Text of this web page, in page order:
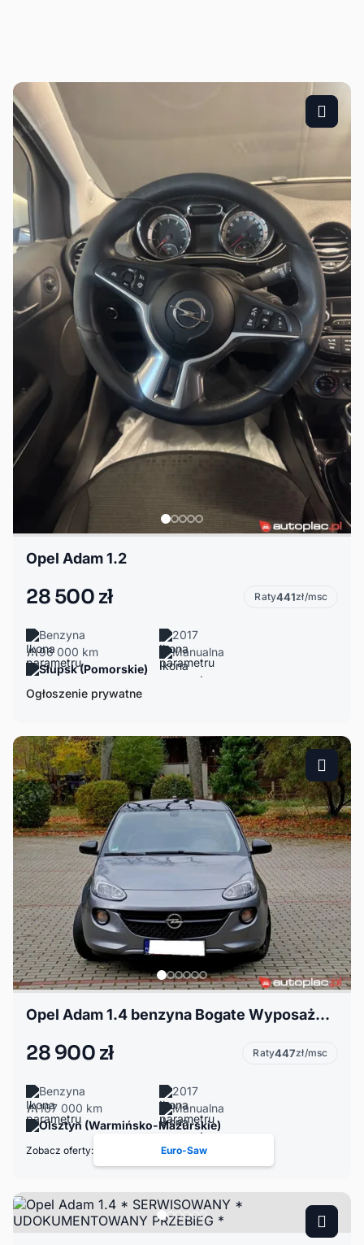
Opel Adam 1.2
28 500 zł Raty441zł/msc
Benzyna
2017
96 000 km
Manualna
Słupsk (Pomorskie)
Ogłoszenie prywatne
Opel Adam 1.4 benzyna Bogate Wyposażenie zarejestrowny gwarancja
28 900 zł Raty447zł/msc
Benzyna
2017
167 000 km
Manualna
Olsztyn (Warmińsko-Mazurskie)
Zobacz oferty: Euro-Saw